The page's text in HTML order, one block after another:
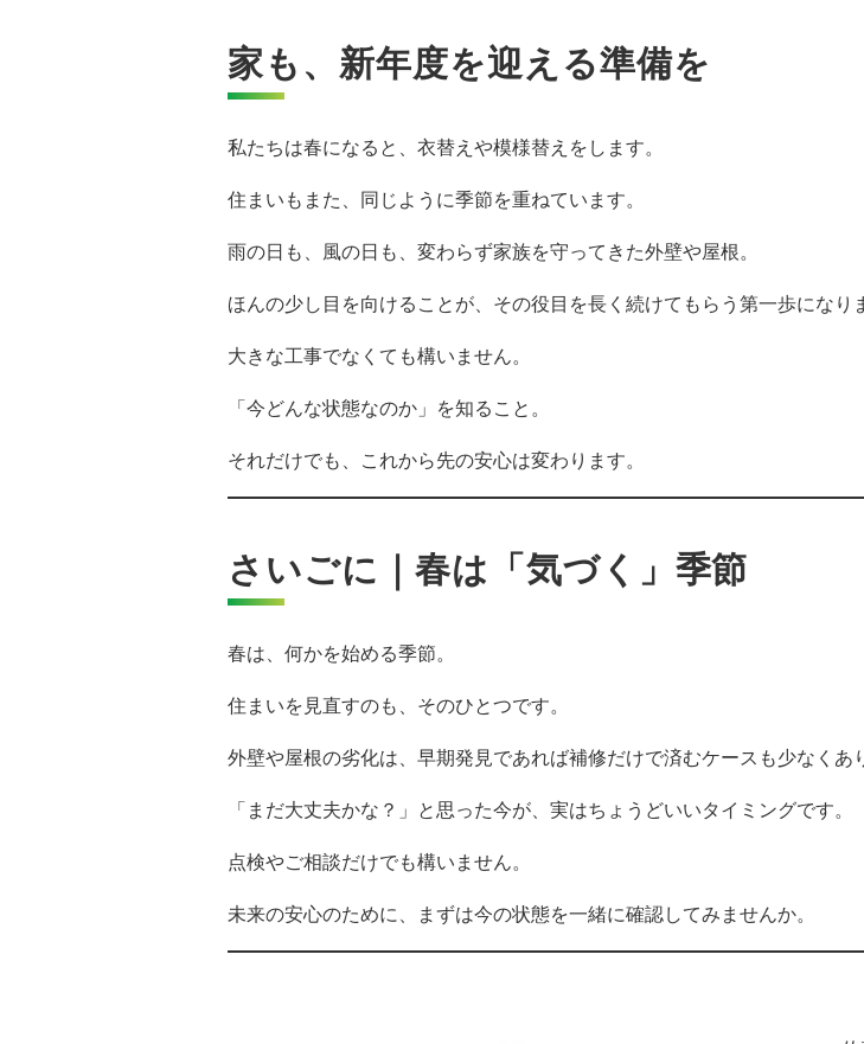
家も、新年度を迎える準備を
私たちは春になると、衣替えや模様替えをします。
住まいもまた、同じように季節を重ねています。
雨の日も、風の日も、変わらず家族を守ってきた外壁や屋根。
ほんの少し目を向けることが、その役目を長く続けてもらう第一歩になり
大きな工事でなくても構いません。
「今どんな状態なのか」を知ること。
それだけでも、これから先の安心は変わります。
さいごに｜春は「気づく」季節
春は、何かを始める季節。
住まいを見直すのも、そのひとつです。
外壁や屋根の劣化は、早期発見であれば補修だけで済むケースも少なくあ
「まだ大丈夫かな？」と思った今が、実はちょうどいいタイミングです。
点検やご相談だけでも構いません。
未来の安心のために、まずは今の状態を一緒に確認してみませんか。